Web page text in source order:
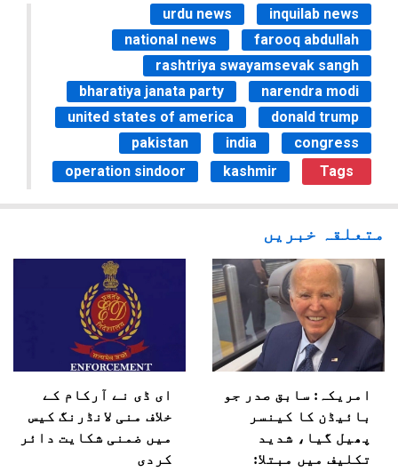
urdu news
inquilab news
national news
farooq abdullah
rashtriya swayamsevak sangh
bharatiya janata party
narendra modi
united states of america
donald trump
pakistan
india
congress
operation sindoor
kashmir Tags
متعلقہ خبریں
امریکہ: سابق صدر جو
بائیڈن کا کینسر
پھیل گیا، شدید
تکلیف میں مبتلا:
ای ڈی نے آرکام کے
خلاف منی لانڈرنگ کیس
میں ضمنی شکایت دائر
کردی